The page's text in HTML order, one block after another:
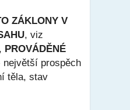
ZÁKLONY V
, viz
PROVÁDĚNÉ
největší prospěch
těla, stav